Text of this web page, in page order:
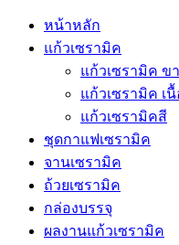
หน้าหลัก
แก้วเซรามิค
แก้วเซรามิค ข
แก้วเซรามิค เ
แก้วเซรามิคสี
ชุดกาแฟเซรามิค
จานเซรามิค
ถ้วยเซรามิค
กล่องบรรจุ
ผลงานแก้วเซรามิค